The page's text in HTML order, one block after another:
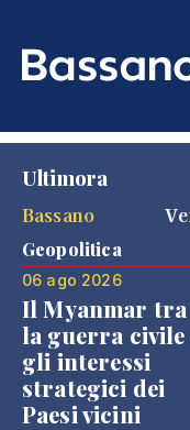
Ultimora
Bassano
Geopolitica
06 ago 2026
Il Myanmar tra
la guerra civile
gli interessi
strategici dei
Paesi vicini